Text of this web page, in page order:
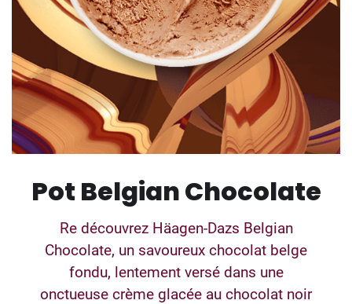
Pot Belgian Chocolate
Re découvrez Häagen-Dazs Belgian
Chocolate, un savoureux chocolat belge
fondu, lentement versé dans une
onctueuse crème glacée au chocolat noir